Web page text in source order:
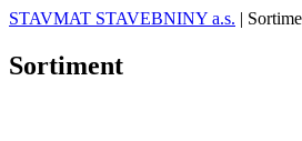
STAVMAT STAVEBNINY a.s. |
Sortiment